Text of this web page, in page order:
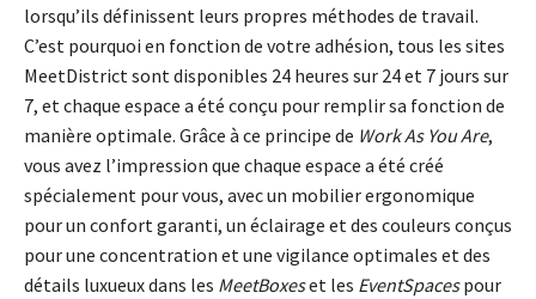
lorsqu’ils définissent leurs propres méthodes de travail.
C’est pourquoi en fonction de votre adhésion, tous les sites
MeetDistrict sont disponibles 24 heures sur 24 et 7 jours sur
7, et chaque espace a été conçu pour remplir sa fonction de
manière optimale. Grâce à ce principe de Work As You Are,
vous avez l’impression que chaque espace a été créé
spécialement pour vous, avec un mobilier ergonomique
pour un confort garanti, un éclairage et des couleurs conçus
pour une concentration et une vigilance optimales et des
détails luxueux dans les MeetBoxeset les EventSpacespour